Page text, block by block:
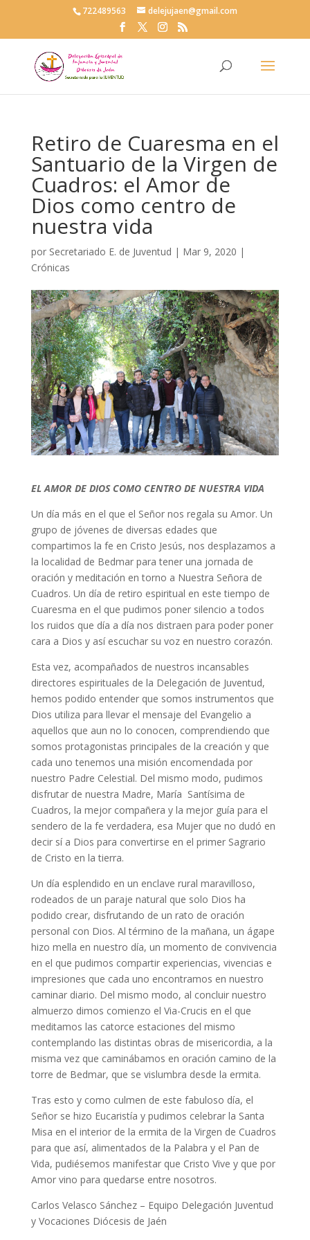
722489563 delejujaen@gmail.com
Retiro de Cuaresma en el
Santuario de la Virgen de
Cuadros: el Amor de
Dios como centro de
nuestra vida
por Secretariado E. de Juventud | Mar 9, 2020 |
Crónicas
EL AMOR DE DIOS COMO CENTRO DE NUESTRA VIDA
Un día más en el que el Señor nos regala su Amor. Un
grupo de jóvenes de diversas edades que
compartimos la fe en Cristo Jesús, nos desplazamos a
la localidad de Bedmar para tener una jornada de
oración y meditación en torno a Nuestra Señora de
Cuadros. Un día de retiro espiritual en este tiempo de
Cuaresma en el que pudimos poner silencio a todos
los ruidos que día a día nos distraen para poder poner
cara a Dios y así escuchar su voz en nuestro corazón.
Esta vez, acompañados de nuestros incansables
directores espirituales de la Delegación de Juventud,
hemos podido entender que somos instrumentos que
Dios utiliza para llevar el mensaje del Evangelio a
aquellos que aun no lo conocen, comprendiendo que
somos protagonistas principales de la creación y que
cada uno tenemos una misión encomendada por
nuestro Padre Celestial. Del mismo modo, pudimos
disfrutar de nuestra Madre, María Santísima de
Cuadros, la mejor compañera y la mejor guía para el
sendero de la fe verdadera, esa Mujer que no dudó en
decir sí a Dios para convertirse en el primer Sagrario
de Cristo en la tierra.
Un día esplendido en un enclave rural maravilloso,
rodeados de un paraje natural que solo Dios ha
podido crear, disfrutando de un rato de oración
personal con Dios. Al término de la mañana, un ágape
hizo mella en nuestro día, un momento de convivencia
en el que pudimos compartir experiencias, vivencias e
impresiones que cada uno encontramos en nuestro
caminar diario. Del mismo modo, al concluir nuestro
almuerzo dimos comienzo el Via-Crucis en el que
meditamos las catorce estaciones del mismo
contemplando las distintas obras de misericordia, a la
misma vez que caminábamos en oración camino de la
torre de Bedmar, que se vislumbra desde la ermita.
Tras esto y como culmen de este fabuloso día, el
Señor se hizo Eucaristía y pudimos celebrar la Santa
Misa en el interior de la ermita de la Virgen de Cuadros
para que así, alimentados de la Palabra y el Pan de
Vida, pudiésemos manifestar que Cristo Vive y que por
Amor vino para quedarse entre nosotros.
Carlos Velasco Sánchez – Equipo Delegación Juventud
y Vocaciones Diócesis de Jaén